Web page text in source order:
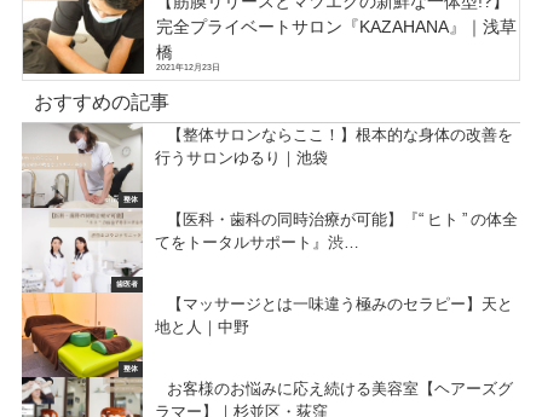
完全プライベートサロン『KAZAHANA』｜浅草
橋
2021年12月23日
おすすめの記事
整体
【整体サロンならここ！】根本的な身体の改善を
行うサロンゆるり｜池袋
歯医者
【医科・歯科の同時治療が可能】『“ ヒト ” の体全
てをトータルサポート』渋…
整体
【マッサージとは一味違う極みのセラピー】天と
地と人｜中野
お客様のお悩みに応え続ける美容室【ヘアーズグ
ラマー】｜杉並区・荻窪